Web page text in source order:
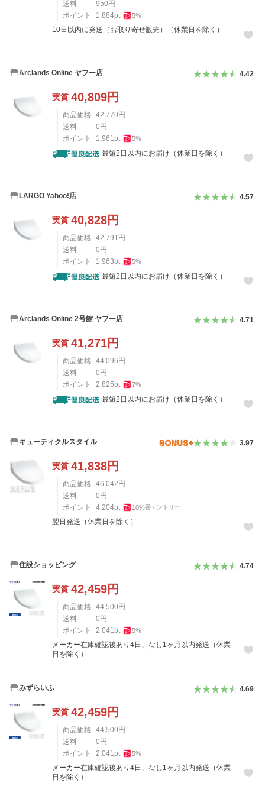
送料
950 円
ポイント
1,884pt 5%
10日以内に発送（お取り寄せ販売）（休業日を除く）
Arclands Online ヤフー店 4.42
実質 40,809円
商品価格 42,770 円
送料
0 円
ポイント
1,961pt 5%
最短2日以内にお届け（休業日を除く）
LARGO Yahoo!店 4.57
実質 40,828円
商品価格 42,791 円
送料
0 円
ポイント
1,963pt 5%
最短2日以内にお届け（休業日を除く）
Arclands Online 2号館 ヤフー店 4.71
実質 41,271円
商品価格 44,096 円
送料
0 円
ポイント
2,825pt 7%
最短2日以内にお届け（休業日を除く）
キューティクルスタイル 3.97
実質 41,838円
商品価格 46,042 円
送料
0 円
ポイント
4,204pt 10%要エントリー
翌日発送（休業日を除く）
住設ショッピング 4.74
実質 42,459円
商品価格 44,500 円
送料
0 円
ポイント
2,041pt 5%
メーカー在庫確認後あり4日、なし1ヶ月以内発送（休業
日を除く）
みずらいふ 4.69
実質 42,459円
商品価格 44,500 円
送料
0 円
ポイント
2,041pt 5%
メーカー在庫確認後あり4日、なし1ヶ月以内発送（休業
日を除く）